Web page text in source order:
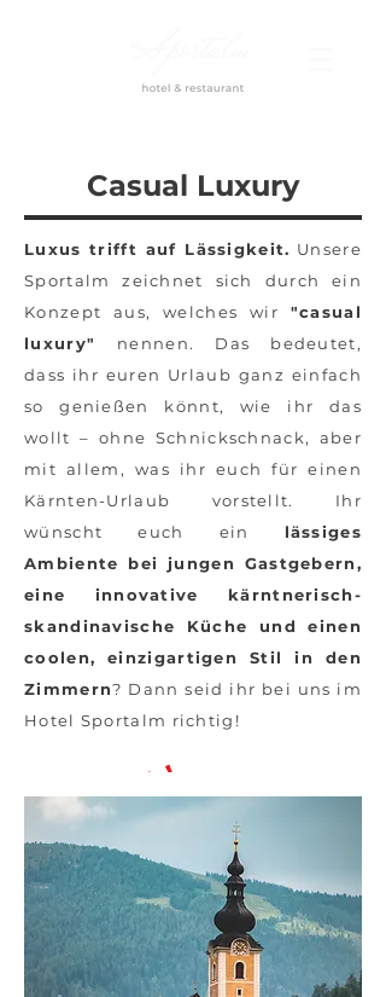
Casual Luxury
Luxus trifft auf Lässigkeit. Unsere
Sportalm zeichnet sich durch ein
Konzept aus, welches wir "casual
luxury" nennen. Das bedeutet,
dass ihr euren Urlaub ganz einfach
so genießen könnt, wie ihr das
wollt – ohne Schnickschnack, aber
mit allem, was ihr euch für einen
Kärnten-Urlaub vorstellt. Ihr
wünscht euch ein lässiges
Ambiente bei jungen Gastgebern,
eine innovative kärntnerisch-
skandinavische Küche und einen
coolen, einzigartigen Stil in den
Zimmern? Dann seid ihr bei uns im
Hotel Sportalm richtig!
I want this!